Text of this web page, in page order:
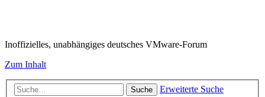
Inoffizielles, unabhängiges deutsches VMware-Forum
Zum Inhalt
Suche Erweiterte Suche